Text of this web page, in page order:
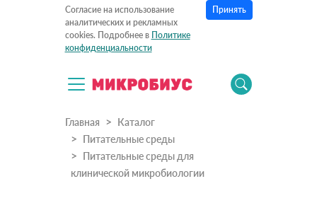
Согласие на использование
аналитических и рекламных
cookies. Подробнее в Политике
конфиденциальности
Принять
Главная
Каталог
Питательные среды
Питательные среды для
клинической микробиологии